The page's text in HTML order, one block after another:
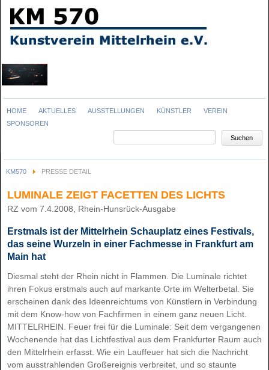
Navigation
überspringen
HOME AKTUELLES AUSSTELLUNGEN KÜNSTLER
VEREIN
SPONSOREN
Suchen
KM570 PRESSE DETAIL
LUMINALE ZEIGT FACETTEN DES LICHTS
RZ vom 7.4.2008, Rhein-Hunsrück-Ausgabe
Erstmals ist der Mittelrhein Schauplatz eines Festivals,
das seine Wurzeln in einer Fachmesse in Frankfurt am
Main hat
Diesmal steht der Rhein nicht in Flammen. Die Luminale richtet
ihren Fokus erstmals auch auf markante Orte im Welterbetal. Sie
erscheinen dank des Ideenreichtums von Künstlern in Verbindung
mit dem Know-how von Fachfirmen in einem ganz neuen Licht.
MITTELRHEIN. Feuer frei für die Luminale: Seit dem vergangenen
Wochenende hat das Lichtfestival aus dem Frankfurter Raum auch
den Mittelrhein erfasst. Wie ein Lauffeuer hat sich die Nachricht
vom ausstrahlenden Großereignis verbreitet, und so staunte